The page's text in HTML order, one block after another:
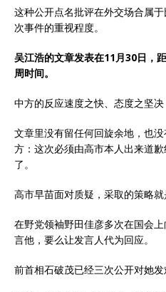
这种公开点名批评在外交场合属
次事件的重视程度。
吴江浩的文章发表在11月30日，
周时间。
中方的反应速度之快、态度之坚决
文章里没有留任何回旋余地，也
方：这次必须由高市本人出来道
了。
高市早苗面对质疑，采取的策略就
在野党领袖野田佳彦多次在国会
言他，要么让发言人代为回应。
前首相石破茂已经三次公开对她发